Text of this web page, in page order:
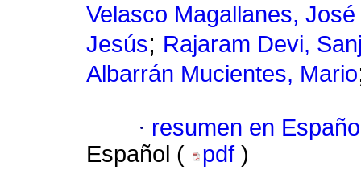
Velasco Magallanes,
Jesús; Rajaram Devi,
Albarrán Mucientes, Mario
· resumen en
Español (
pdf )